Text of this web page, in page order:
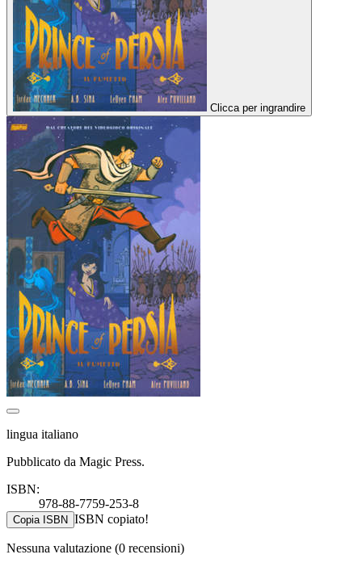
Clicca per ingrandire
lingua italiano
Pubblicato da Magic Press.
ISBN:
978-88-7759-253-8
Copia ISBN ISBN copiato!
Nessuna valutazione (0 recensioni)